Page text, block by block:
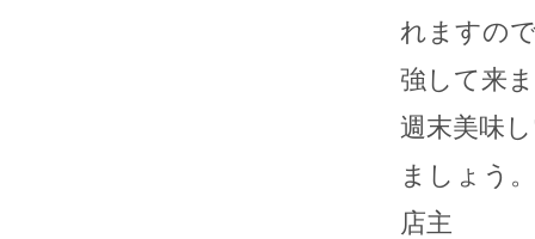
2026
こんにちは
Uraraです
内させて
（火）、
れますの
強して来
週末美味
ましょう。
店主